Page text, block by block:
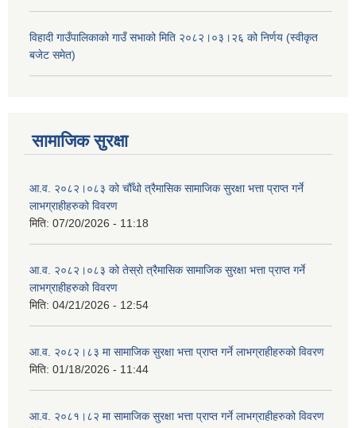
विहादी गाउँपालिकाको गाउँ सभाको मिति २०८२।०३।२६ को निर्णय (स्वीकृत
बजेट समेत)
सामाजिक सुरक्षा
आ.व. २०८२।०८३ को चौँथो त्रैमासिक सामाजिक सुरक्षा भत्ता प्राप्त गर्ने
लाभग्राहीहरुको विवरण
मिति: 07/20/2026 - 11:18
आ.व. २०८२।०८३ को तेस्रो त्रैमासिक सामाजिक सुरक्षा भत्ता प्राप्त गर्ने
लाभग्राहीहरुको विवरण
मिति: 04/21/2026 - 12:54
आ.व. २०८२।८३ मा सामाजिक सुरक्षा भत्ता प्राप्त गर्ने लाभग्राहीहरुको विवरण
मिति: 01/18/2026 - 11:44
आ.व. २०८१।८२ मा सामाजिक सुरक्षा भत्ता प्राप्त गर्ने लाभग्राहीहरुको विवरण